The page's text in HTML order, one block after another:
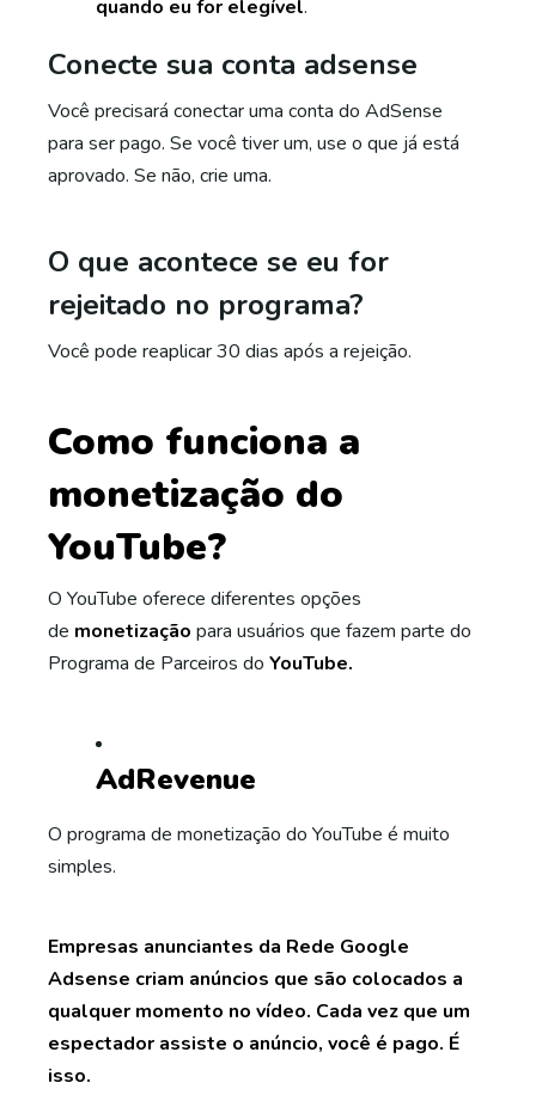
quando eu for elegível.
Conecte sua conta adsense
Você precisará conectar uma conta do AdSense
para ser pago. Se você tiver um, use o que já está
aprovado. Se não, crie uma.
O que acontece se eu for
rejeitado no programa?
Você pode reaplicar 30 dias após a rejeição.
Como funciona a
monetização do
YouTube?
O YouTube oferece diferentes opções
de monetização para usuários que fazem parte do
Programa de Parceiros do YouTube.
AdRevenue
O programa de monetização do YouTube é muito
simples.
Empresas anunciantes da Rede Google
Adsense criam anúncios que são colocados a
qualquer momento no vídeo. Cada vez que um
espectador assiste o anúncio, você é pago. É
isso.